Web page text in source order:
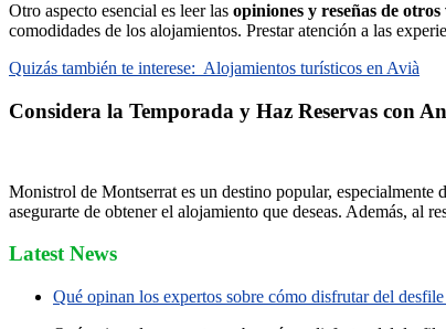
Otro aspecto esencial es leer las opiniones y reseñas de
comodidades de los alojamientos. Prestar atención a las
Quizás también te interese: Alojamientos turísticos en Avià
Considera la Temporada y Haz Reservas con
Monistrol de Montserrat es un destino popular, especialmente
asegurarte de obtener el alojamiento que deseas. Además, al
Latest News
Qué opinan los expertos sobre cómo disfrutar del